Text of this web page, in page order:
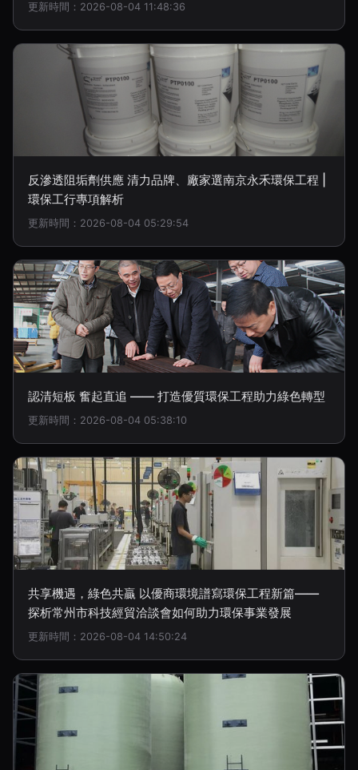
更新時間：2026-08-04 11:48:36
反滲透阻垢劑供應 清力品牌、廠家選南京永禾環保工程 |
環保工行專項解析
更新時間：2026-08-04 05:29:54
認清短板 奮起直追 —— 打造優質環保工程助力綠色轉型
更新時間：2026-08-04 05:38:10
共享機遇，綠色共贏 以優商環境譜寫環保工程新篇——
探析常州市科技經貿洽談會如何助力環保事業發展
更新時間：2026-08-04 14:50:24